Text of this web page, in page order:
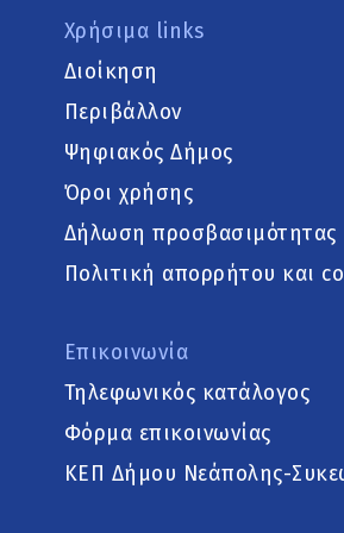
Χρήσιμα links
Διοίκηση
Περιβάλλον
Ψηφιακός Δήμος
Όροι χρήσης
Δήλωση προσβασιμότητας
Πολιτική απορρήτου και
Επικοινωνία
Τηλεφωνικός κατάλογος
Φόρμα επικοινωνίας
ΚΕΠ Δήμου Νεάπολης-